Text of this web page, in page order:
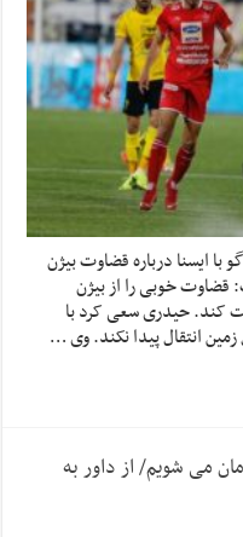
ایسنا درباره قضاوت بیژن
قضاوت خوبی را از بیژن
کند. حیدری سعی کرد با
انتقال پیدا نکند. وی …
می شویم/ از داور به